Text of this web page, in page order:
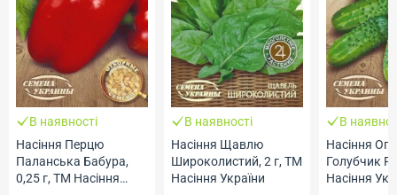
В наявності
Насіння Перцю
Паланська Бабура,
0,25 г, ТМ Насіння
В наявності
Насіння Щавлю
Широколистий, 2 г, ТМ
Насіння України
В
Насіння
Голубчик
Насіння